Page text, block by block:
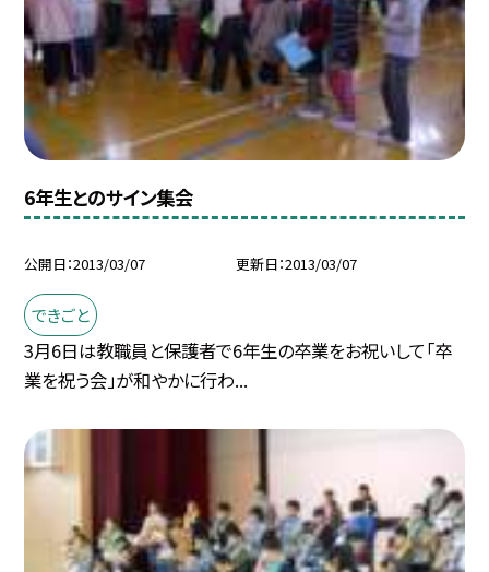
6年生とのサイン集会
公開日 2013/03/07 更新日 2013/03/07
できごと
3月6日は教職員と保護者で6年生の卒業をお祝いして「卒
業を祝う会」が和やかに行わ...